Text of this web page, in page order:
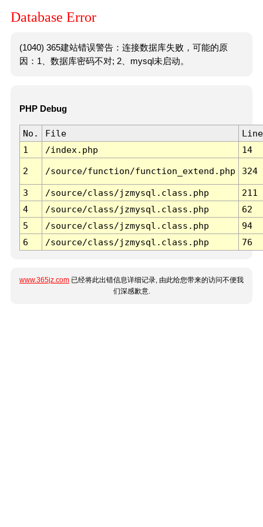
Database Error
(1040) 365建站错误警告：连接数据库失败，可能的原
因：1、数据库密码不对; 2、mysql未启动。
PHP Debug
No. File
Line
1
/index.php 14
2 /source/function/function_extend.php 324
3 /source/class/jzmysql.class.php
211
4
/source/class/jzmysql.class.php
62
5
/source/class/jzmysql.class.php
94
6
/source/class/jzmysql.class.php 76
www.365jz.com 已经将此出错信息详细记录, 由此给您带来的访问不便我
们深感歉意.